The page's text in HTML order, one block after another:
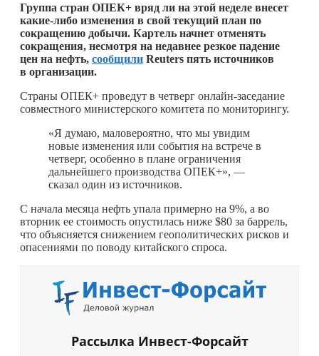
Группа стран ОПЕК+ вряд ли на этой неделе внесет
какие-либо изменения в свой текущий план по
сокращению добычи. Картель начнет отменять
сокращения, несмотря на недавнее резкое падение
цен на нефть, сообщили Reuters пять источников
в организации.
Страны ОПЕК+ проведут в четверг онлайн-заседание
совместного министерского комитета по мониторингу.
«Я думаю, маловероятно, что мы увидим
новые изменения или события на встрече в
четверг, особенно в плане ограничения
дальнейшего производства ОПЕК+», —
сказал один из источников.
С начала месяца нефть упала примерно на 9%, а во
вторник ее стоимость опустилась ниже $80 за баррель,
что объясняется снижением геополитических рисков и
опасениями по поводу китайского спроса.
Рассылка Инвест-Форсайт